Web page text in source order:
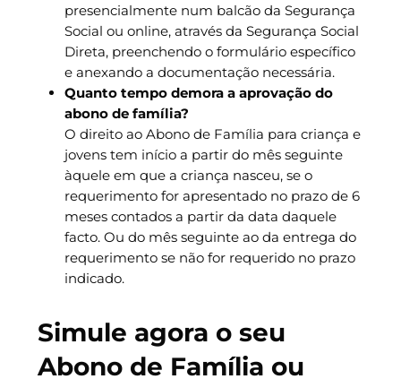
presencialmente num balcão da Segurança
Social ou online, através da Segurança Social
Direta, preenchendo o formulário específico
e anexando a documentação necessária.
Quanto tempo demora a aprovação do
abono de família?
O direito ao Abono de Família para criança e
jovens tem início a partir do mês seguinte
àquele em que a criança nasceu, se o
requerimento for apresentado no prazo de 6
meses contados a partir da data daquele
facto. Ou do mês seguinte ao da entrega do
requerimento se não for requerido no prazo
indicado.
Simule agora o seu
Abono de Família ou